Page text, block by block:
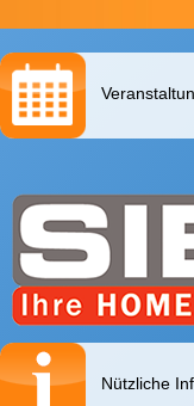
Nützliche